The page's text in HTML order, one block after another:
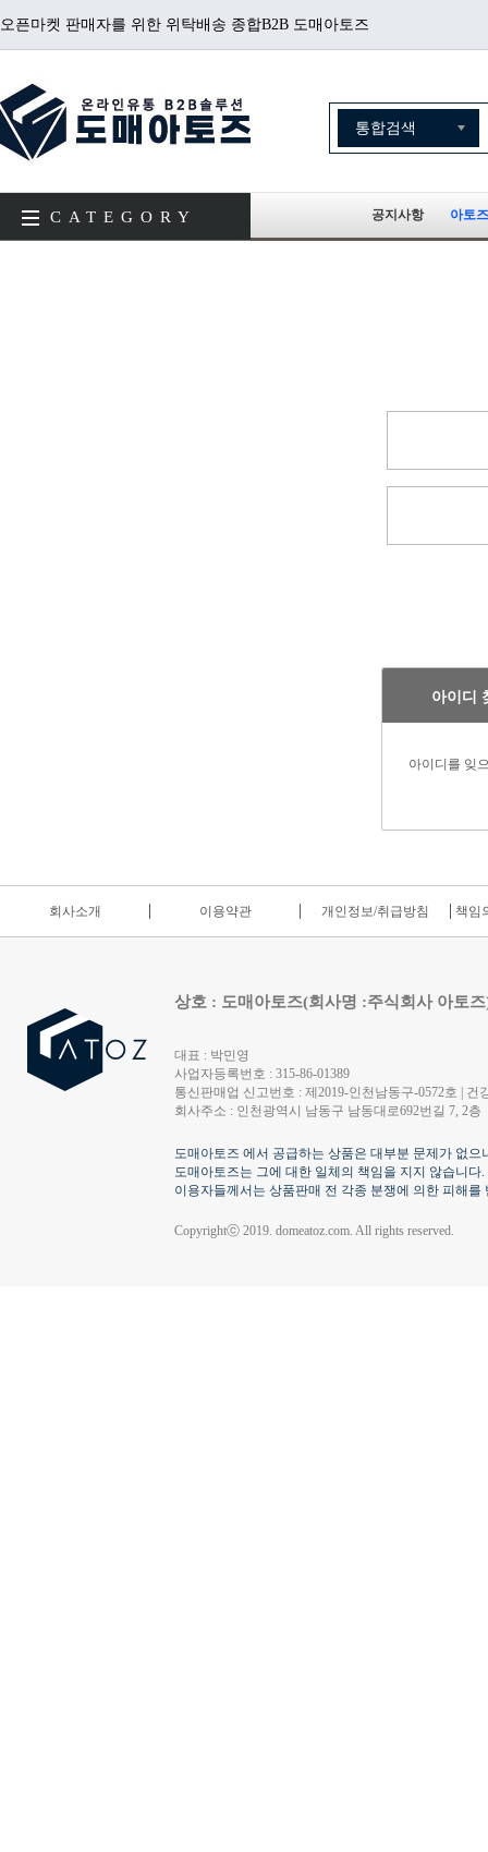
오픈마켓 판매자를 위한 위탁배송 종합B2B 도매아토즈
CATEGORY 공지사항 아토
아이디
아이디를 잊
회사소개 이용약관 개인정보/취급방침 책임
상호 : 도매아토즈(회사명 :주식회사 아토
대표 : 박민영
사업자등록번호 : 315-86-01389
통신판매업 신고번호 : 제2019-인천남동구-0572호 | 건
회사주소 : 인천광역시 남동구 남동대로692번길 7, 2층
도매아토즈 에서 공급하는 상품은 대부분 문제가 없
도매아토즈는 그에 대한 일체의 책임을 지지 않습니다.
이용자들께서는 상품판매 전 각종 분쟁에 의한 피해
Copyrightⓒ 2019. domeatoz.com. All rights reserved.